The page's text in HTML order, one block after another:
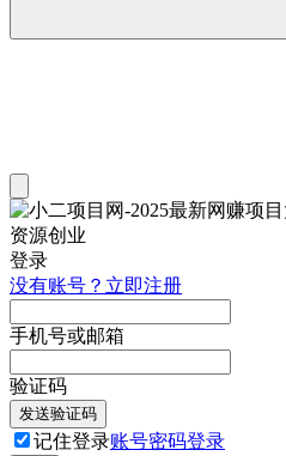
登录
没有账号？立即注册
手机号或邮箱
验证码
发送验证码
记住登录账号密码登录